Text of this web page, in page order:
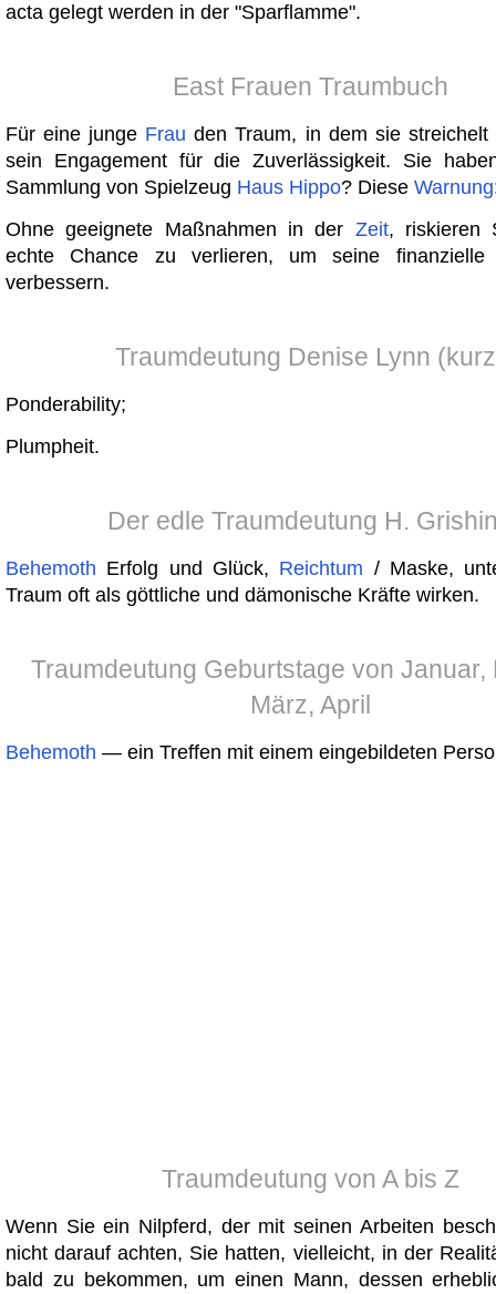
acta gelegt werden in der "Sparflamme".
East Frauen Traumbuch
Für eine junge Frau den Traum, in dem sie streichelt
sein Engagement für die Zuverlässigkeit. Sie
Sammlung von Spielzeug Haus Hippo? Diese Warnung
Ohne geeignete Maßnahmen in der Zeit, riskieren
echte Chance zu verlieren, um seine finanzielle
verbessern.
Traumdeutung Denise Lynn
Ponderability;
Plumpheit.
Der edle Traumdeutung H.
Behemoth Erfolg und Glück, Reichtum / Maske,
Traum oft als göttliche und dämonische Kräfte wirken.
Traumdeutung Geburtstage von Januar,
März, April
Behemoth — ein Treffen mit einem eingebildeten
Traumdeutung von A bis Z
Wenn Sie ein Nilpferd, der mit seinen Arbeiten
nicht darauf achten, Sie hatten, vielleicht, in der
bald zu bekommen, um einen Mann, dessen